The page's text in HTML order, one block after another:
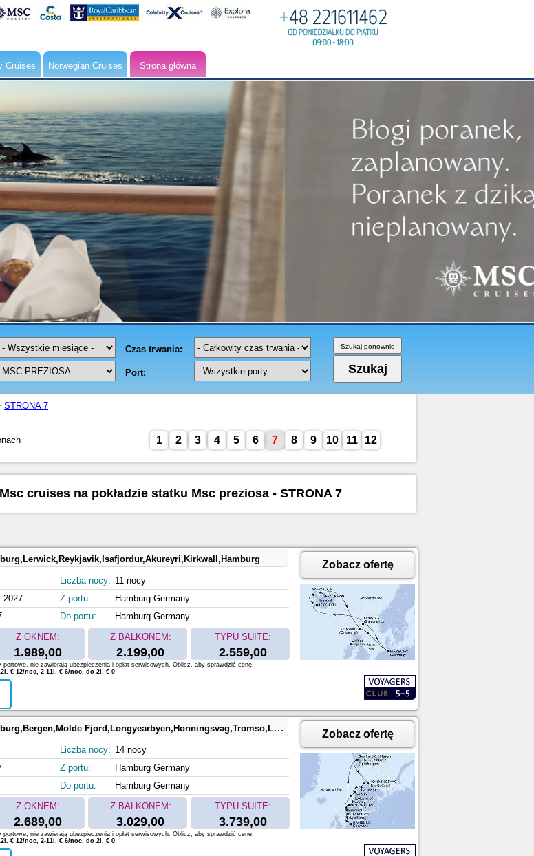
Cruises Norwegian Cruises Strona główna
STRONA 7
12
11
10
9
8
7
6
5
4
3
2
1
cruises na pokładzie statku Msc preziosa - STRONA 7
2027
Liczba nocy: 11 nocy
Z portu:
Hamburg Germany
Do portu:
Hamburg Germany
Z OKNEM:
1.989,00
Z BALKONEM:
2.199,00
TYPU SUITE:
2.559,00
Zobacz ofertę
portowe, nie zawierają ubezpieczenia i opłat serwisowych. Oblicz, aby sprawdzić cenę.
€ 12/noc, 2-11l. € 6/noc, do 2l. € 0
Fjord,Longyearbyen,Honningsvag,Tromso,Leknes,Stavanger,Hamburg
Liczba nocy: 14 nocy
Z portu:
Hamburg Germany
Do portu:
Hamburg Germany
Z OKNEM:
2.689,00
Z BALKONEM:
3.029,00
TYPU SUITE:
3.739,00
Zobacz ofertę
portowe, nie zawierają ubezpieczenia i opłat serwisowych. Oblicz, aby sprawdzić cenę.
€ 12/noc, 2-11l. € 6/noc, do 2l. € 0